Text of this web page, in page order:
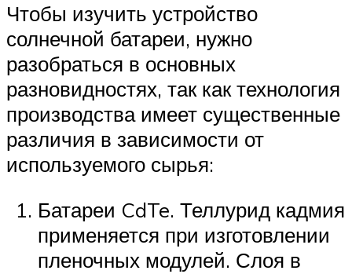
Чтобы изучить устройство
солнечной батареи, нужно
разобраться в основных
разновидностях, так как технология
производства имеет существенные
различия в зависимости от
используемого сырья:
Батареи CdTe. Теллурид кадмия
применяется при изготовлении
пленочных модулей. Слоя в